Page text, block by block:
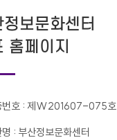
정보문화센터
홈페이지
호 : 제W201607-075호
: 부산정보문화센터